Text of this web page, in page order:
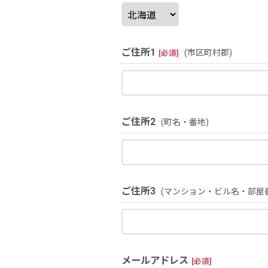
ご住所1 [必須] (市区町村郡)
ご住所2 (町名・番地)
ご住所3 (マンション・ビル名・部屋
メールアドレス [必須]